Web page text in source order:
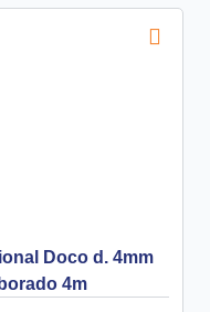
Doco d. 4mm
4m